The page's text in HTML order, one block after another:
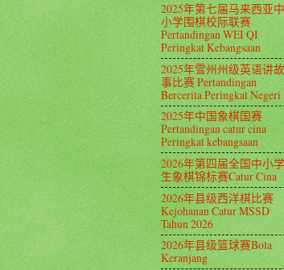
2025年第七届马来西亚中
小学围棋校际联赛
Pertandingan WEI QI
Peringkat Kebangsaan
2025年雪州州级英语讲故
事比赛 Pertandingan
Bercerita Peringkat Negeri
2025年中国象棋国赛
Pertandingan catur cina
Peringkat kebangsaan
2026年第四届全国中小学
生象棋锦标赛Catur Cina
2026年县级西洋棋比赛
Kejohanan Catur MSSD
Tahun 2026
2026年县级篮球赛Bola
Keranjang